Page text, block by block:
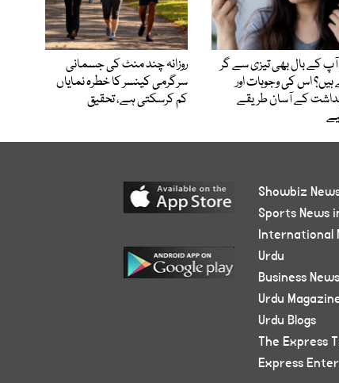
آپ کے بال بھی تیزی سے گر
اس کی وجوہات اور
کے آسان طریقے
روزانہ چند منٹ کی جسمانی
سرگرمی کینسر کا خطرہ نمایاں
کم کرسکتی ہے، تحقیق
Showbiz
Sports News
International
Urdu
Business
Urdu
Urdu Blogs
The Express
Express